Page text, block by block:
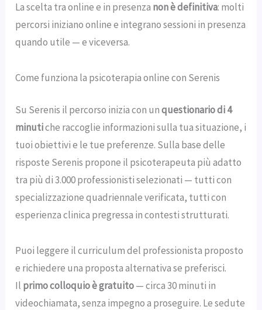
La scelta tra online e in presenza non è definitiva: molti
percorsi iniziano online e integrano sessioni in presenza
quando utile — e viceversa.
Come funziona la psicoterapia online con Serenis
Su Serenis il percorso inizia con unquestionario di 4
minutiche raccoglie informazioni sulla tua situazione, i
tuoi obiettivi e le tue preferenze. Sulla base delle
risposte Serenis propone il psicoterapeuta più adatto
tra più di 3.000 professionisti selezionati — tutti con
specializzazione quadriennale verificata, tutti con
esperienza clinica pregressa in contesti strutturati.
Puoi leggere il curriculum del professionista proposto
e richiedere una proposta alternativa se preferisci.
Il primo colloquio è gratuito— circa 30 minuti in
videochiamata, senza impegno a proseguire. Le sedute